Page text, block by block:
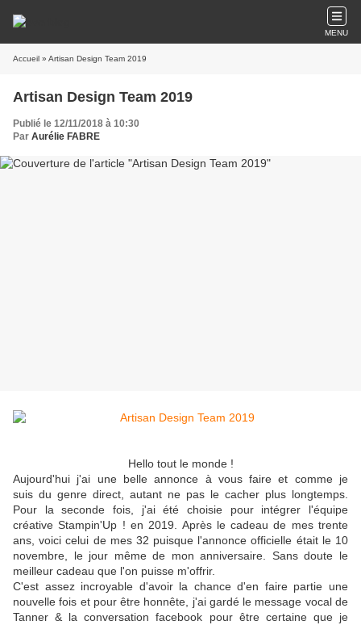
MENU
Accueil » Artisan Design Team 2019
Artisan Design Team 2019
Publié le 12/11/2018 à 10:30
Par Aurélie FABRE
Hello tout le monde !
Aujourd'hui j'ai une belle annonce à vous faire et comme je
suis du genre direct, autant ne pas le cacher plus longtemps.
Pour la seconde fois, j'ai été choisie pour intégrer l'équipe
créative Stampin'Up ! en 2019. Après le cadeau de mes trente
ans, voici celui de mes 32 puisque l'annonce officielle était le 10
novembre, le jour même de mon anniversaire. Sans doute le
meilleur cadeau que l'on puisse m'offrir.
C'est assez incroyable d'avoir la chance d'en faire partie une
nouvelle fois et pour être honnête, j'ai gardé le message vocal de
Tanner & la conversation facebook pour être certaine que je